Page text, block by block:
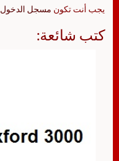
يجب أنت تكون مسجل الدخول
كتب شائعة: